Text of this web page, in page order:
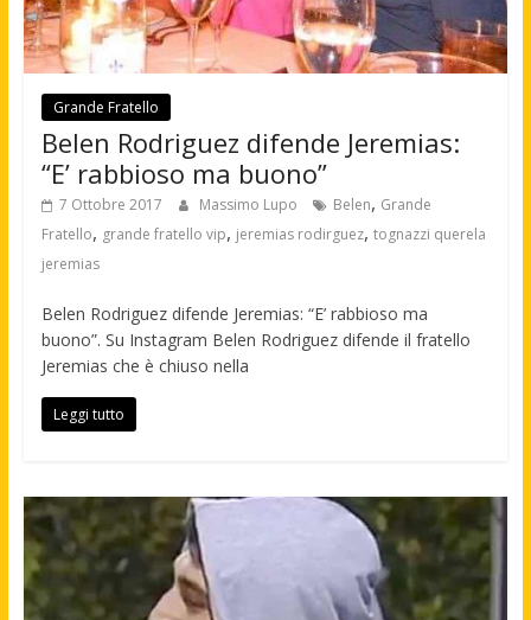
Grande Fratello
Belen Rodriguez difende Jeremias:
“E’ rabbioso ma buono”
7 Ottobre 2017 Massimo Lupo Belen, Grande
Fratello, grande fratello vip, jeremias rodirguez, tognazzi querela
jeremias
Belen Rodriguez difende Jeremias: “E’ rabbioso ma
buono”. Su Instagram Belen Rodriguez difende il fratello
Jeremias che è chiuso nella
Leggi tutto